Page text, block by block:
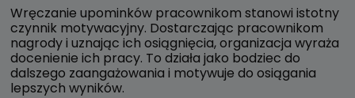
Wręczanie upominków pracownikom stanowi istotny
czynnik motywacyjny. Dostarczając pracownikom
nagrody i uznając ich osiągnięcia, organizacja wyraża
docenienie ich pracy. To działa jako bodziec do
dalszego zaangażowania i motywuje do osiągania
lepszych wyników.